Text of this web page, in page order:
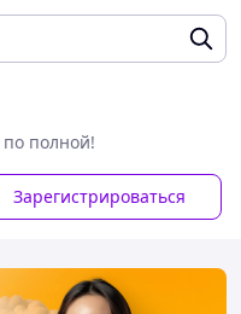
полной!
Зарегистрироваться